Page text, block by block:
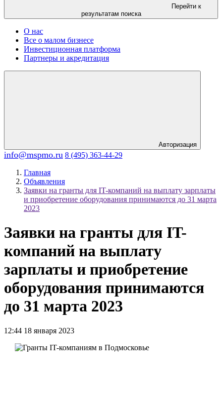
Перейти к
результатам поиска
О нас
Все о малом бизнесе
Инвестиционная платформа
Партнеры и акредитация
Авторизация
info@mspmo.ru 8 (495) 363-44-29
Главная
Объявления
Заявки на гранты для IT-компаний на выплату зарплаты
и приобретение оборудования принимаются до 31 марта
2023
Заявки на гранты для IT-
компаний на выплату
зарплаты и приобретение
оборудования принимаются
до 31 марта 2023
12:44 18 января 2023